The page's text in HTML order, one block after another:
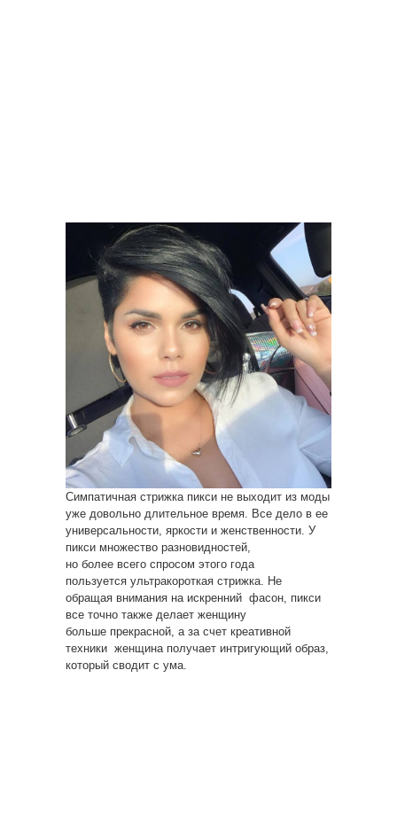
Симпатичная стрижка пикси не выходит из моды
уже довольно длительное время. Все дело в ее
универсальности, яркости и женственности. У
пикси множество разновидностей,
но более всего спросом этого года
пользуется ультракороткая стрижка. Не
обращая внимания на искренний фасон, пикси
все точно также делает женщину
больше прекрасной, а за счет креативной
техники женщина получает интригующий образ,
который сводит с ума.